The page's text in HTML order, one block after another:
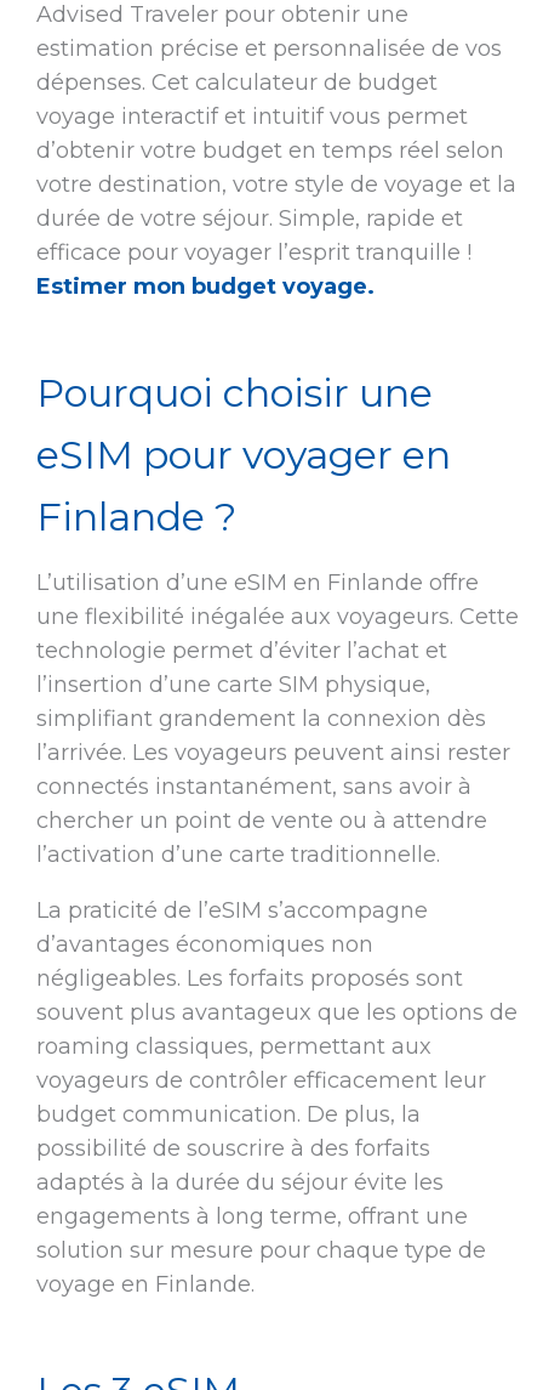
Advised Traveler pour obtenir une
estimation précise et personnalisée de vos
dépenses. Cet calculateur de budget
voyage interactif et intuitif vous permet
d’obtenir votre budget en temps réel selon
votre destination, votre style de voyage et la
durée de votre séjour. Simple, rapide et
efficace pour voyager l’esprit tranquille !
Estimer mon budget voyage.
Pourquoi choisir une
eSIM pour voyager en
Finlande ?
L’utilisation d’une eSIM en Finlande offre
une flexibilité inégalée aux voyageurs. Cette
technologie permet d’éviter l’achat et
l’insertion d’une carte SIM physique,
simplifiant grandement la connexion dès
l’arrivée. Les voyageurs peuvent ainsi rester
connectés instantanément, sans avoir à
chercher un point de vente ou à attendre
l’activation d’une carte traditionnelle.
La praticité de l’eSIM s’accompagne
d’avantages économiques non
négligeables. Les forfaits proposés sont
souvent plus avantageux que les options de
roaming classiques, permettant aux
voyageurs de contrôler efficacement leur
budget communication. De plus, la
possibilité de souscrire à des forfaits
adaptés à la durée du séjour évite les
engagements à long terme, offrant une
solution sur mesure pour chaque type de
voyage en Finlande.